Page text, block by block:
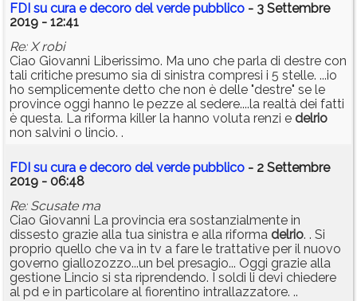
FDI su cura e decoro del verde pubblico - 3 Settembre
2019 - 12:41
Re: X robi
Ciao Giovanni Liberissimo. Ma uno che parla di destre con
tali critiche presumo sia di sinistra compresi i 5 stelle. ...io
ho semplicemente detto che non è delle "destre" se le
province oggi hanno le pezze al sedere....la realtà dei fatti
è questa. La riforma killer la hanno voluta renzi e delrio
non salvini o lincio. .
FDI su cura e decoro del verde pubblico - 2 Settembre
2019 - 06:48
Re: Scusate ma
Ciao Giovanni La provincia era sostanzialmente in
dissesto grazie alla tua sinistra e alla riforma delrio. . Si
proprio quello che va in tv a fare le trattative per il nuovo
governo giallozozzo...un bel presagio... Oggi grazie alla
gestione Lincio si sta riprendendo. I soldi li devi chiedere
al pd e in particolare al fiorentino intrallazzatore. ..